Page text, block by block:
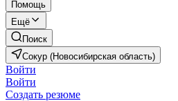
Помощь
Ещё
Поиск
Сокур (Новосибирская область)
Войти
Войти
Создать резюме